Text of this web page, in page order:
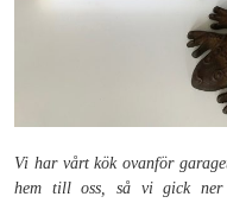
Vi har vårt kök ovanför
hem till oss, så vi gick